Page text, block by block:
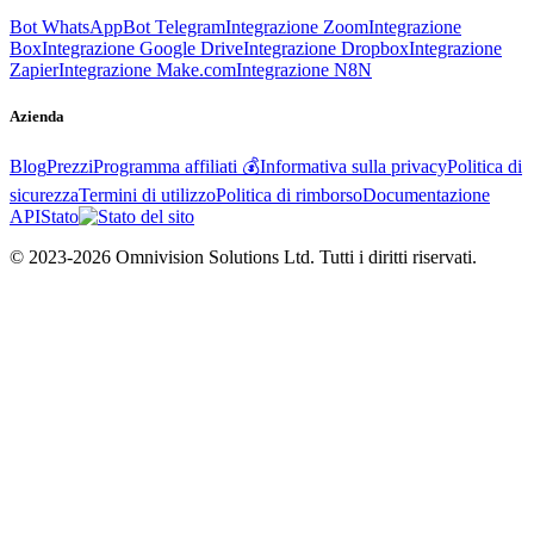
Bot WhatsAppBot TelegramIntegrazione ZoomIntegrazione
BoxIntegrazione Google DriveIntegrazione DropboxIntegrazione
ZapierIntegrazione Make.comIntegrazione N8N
Azienda
BlogPrezziProgramma affiliati 💰Informativa sulla privacyPolitica di
sicurezzaTermini di utilizzoPolitica di rimborsoDocumentazione
APIStato
© 2023-2026 Omnivision Solutions Ltd. Tutti i diritti riservati.